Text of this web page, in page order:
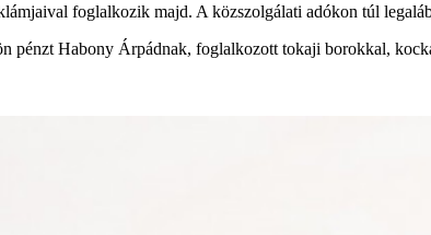
foglalkozik majd. A közszolgálati adókon túl
Habony Árpádnak, foglalkozott tokaji borokkal,